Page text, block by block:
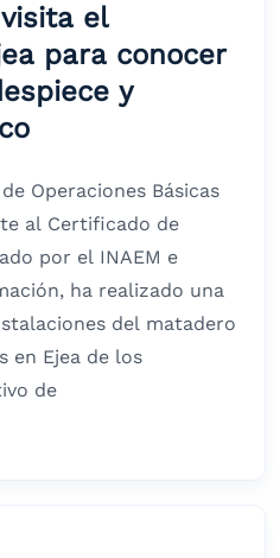
el
para conocer
y
Operaciones Básicas
al Certificado de
por el INAEM e
ha realizado una
del matadero
en Ejea de los
de